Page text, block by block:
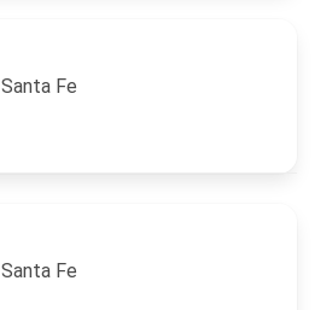
Santa Fe
Santa Fe